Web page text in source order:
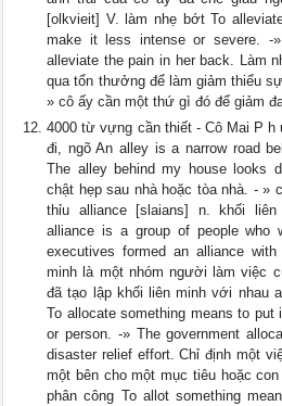
[olkvieit] V. làm nhẹ bớt To
make it less intense or severe. -
alleviate the pain in her back. Làm
qua tổn thưởng để làm giảm thiểu
» cô ấy cần một thứ gì đó để giảm
4000 từ vựng cần thiết - Cô Mai P
đi, ngõ An alley is a narrow road
The alley behind my house looks
chật hẹp sau nhà hoặc tòa nhà. - »
thỉu alliance [slaians] n. khối
alliance is a group of people who
executives formed an alliance
minh là một nhóm người làm việc
đã tạo lập khối liên minh với nhau
To allocate something means to put
or person. -» The government
disaster relief effort. Chỉ định một
một bên cho một mục tiêu hoặc
phân công To allot something